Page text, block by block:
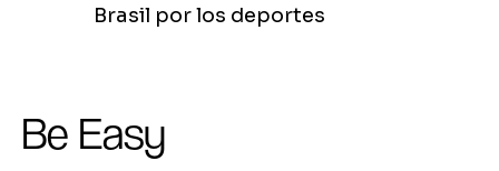
Brasil por los deportes
Be Easy